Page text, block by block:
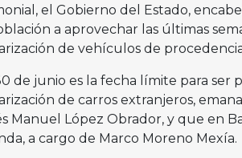
el Gobierno del Estado,
a aprovechar las últimas
de vehículos de
de junio es la fecha límite para
de carros extranjeros,
Manuel López Obrador, y que en
a cargo de Marco Moreno Mexía.